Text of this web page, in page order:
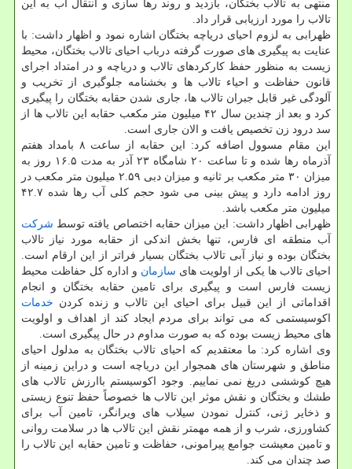
منتهی به تالاب بختگان، بازدید و روند رها سازی و انتقال آب به این
تالاب را مورد ارزیابی قرار داد.
ظهرابی به لزوم احیای دریاچه بختگان اشاره نمود و اظهار داشت: با
عنایت به پیگیری های صورت گرفته درباب احیای تالاب بختگان، محیط
زیست به منظور حفظ كاركردهای تالاب و دریاچه و در امتداد اجرای
قانون حفاظت و احیاء تالاب ها و بخشنامه جلوگیری از تخریب و
آلودگی غیر قابل جبران تالاب ها، جاری شدن حقابه بختگان را پیگیری
كرد و بعد از چندین سال ۴۲ میلیون متر مكعب حقابه این تالاب ها از
سد درود زن تخصیص یافت و الان جاری است.
این مقام مسوول اضافه كرد: این حقابه از ساعت ۸ بامداد هفتم
آذرماه رها شده و تا ساعت ۲۰ شامگاه ۲۳ آذر به مدت ۱۶.۵ روز به
میزان ۳۰ متر مكعب بر ثانیه و میزان دبی ۲.۵۹ میلیون متر مكعب در
روز ادامه دارد و پیش بینی می شود حجم كلی آب رها شده ۴۲.۷
میلیون متر مكعب باشد.
ظهرابی اظهار داشت: این میزان حقابه اختصاص یافته توسط شركت
آب منطقه ای فارس، تنها بخش اندكی از حقابه مورد نیاز تالاب
بختگان بوده و نیاز آبی تالاب بختگان بسیار فراتر از این ارقام است.
احیای تالاب ها یكی از اولویت های سازمان و اداره كل حفاظت محیط
زیست فارس است و پیگیری برای تامین حقابه بختگان و انجام
اقداماتی از این قبیل برای احیای این تالاب و زنده كردن خدمات
اكوسیستمی كه می تواند برای مردم ایجاد كند از اهداف و اولویت
های محیط زیست بوده كه به صورت مداوم در حال پیگیری است.
وی اشاره كرد: ما معتقدیم كه احیای تالاب بختگان به مدلول احیای
مناطق و شهرستان های همجوار این دریاچه است و دراین زمینه از
هیچ كوششی دریغ نمی نماییم. وجود اكوسیستم باارزش تالاب های
طشك و بختگان و نقش موثر این تالاب ها خصوصاً حفظ تنوع زیستی
و ذخایر ژنی، كنترل نمودن سیلاب های ویرانگر، تامین آب برای
كشاورزی، شرب و از همه مهمتر نقش این تالاب ها در سلامت روانی
و تامین معیشت جوامع پیرامونی، حفاظت و تامین حقابه این تالاب را
صد چندان می كند.